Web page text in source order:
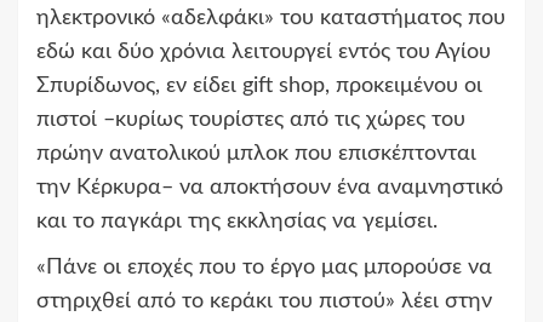
ηλεκτρονικό «αδελφάκι» του καταστήματος που
εδώ και δύο χρόνια λειτουργεί εντός του Αγίου
Σπυρίδωνος, εν είδει gift shop, προκειμένου οι
πιστοί –κυρίως τουρίστες από τις χώρες του
πρώην ανατολικού μπλοκ που επισκέπτονται
την Κέρκυρα– να αποκτήσουν ένα αναμνηστικό
και το παγκάρι της εκκλησίας να γεμίσει.
«Πάνε οι εποχές που το έργο μας μπορούσε να
στηριχθεί από το κεράκι του πιστού» λέει στην